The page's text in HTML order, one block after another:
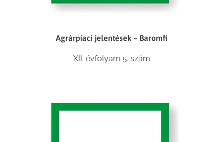
Agrárpiaci jelentések – Baromfi
XII. évfolyam 5. szám